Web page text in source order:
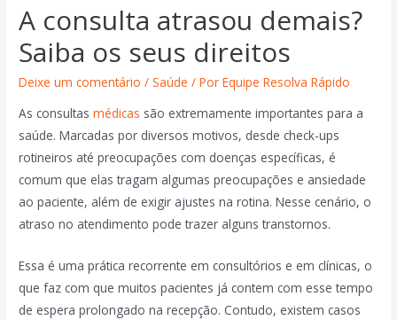
A consulta atrasou demais?
Saiba os seus direitos
Deixe um comentário /Saúde / PorEquipe Resolva Rápido
As consultasmédicas são extremamente importantes para a
saúde. Marcadas por diversos motivos, desde check-ups
rotineiros até preocupações com doenças específicas, é
comum que elas tragam algumas preocupações e ansiedade
ao paciente, além de exigir ajustes na rotina. Nesse cenário, o
atraso no atendimento pode trazer alguns transtornos.
Essa é uma prática recorrente em consultórios e em clínicas, o
que faz com que muitos pacientes já contem com esse tempo
de espera prolongado na recepção. Contudo, existem casos